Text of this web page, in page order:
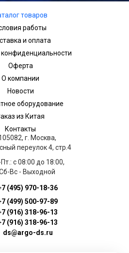
товаров
работы
и оплата
конфиденциальности
Оферта
О компании
Новости
оборудование
из Китая
Контакты
г. Москва,
переулок 4, стр.4
с 08:00 до 18:00,
Вс - Выходной
(495) 970-18-36
(499) 500-97-89
(916) 318-96-13
(916) 318-96-13
ds@argo-ds.ru